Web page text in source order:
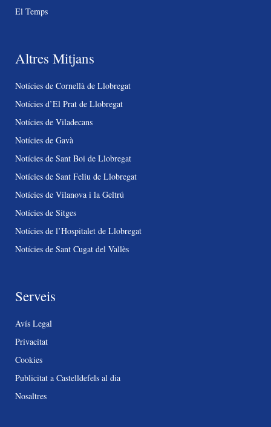
El Temps
Altres Mitjans
Notícies de Cornellà de Llobregat
Notícies d’El Prat de Llobregat
Notícies de Viladecans
Notícies de Gavà
Notícies de Sant Boi de Llobregat
Notícies de Sant Feliu de Llobregat
Notícies de Vilanova i la Geltrú
Notícies de Sitges
Notícies de l’Hospitalet de Llobregat
Notícies de Sant Cugat del Vallès
Serveis
Avís Legal
Privacitat
Cookies
Publicitat a Castelldefels al dia
Nosaltres